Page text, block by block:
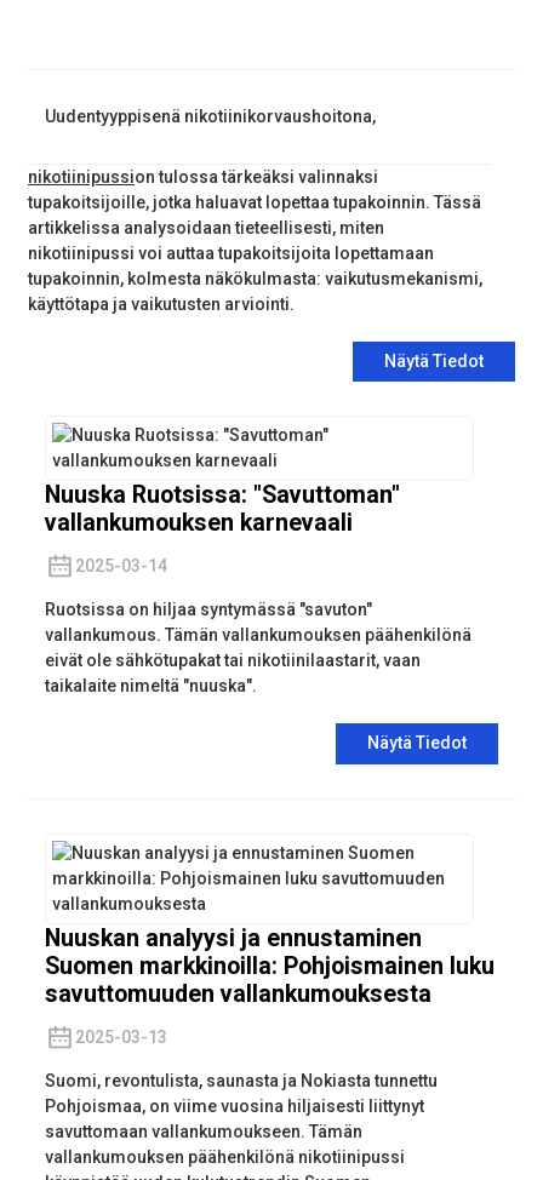
Uudentyyppisenä nikotiinikorvaushoitona,
nikotiinipussion tulossa tärkeäksi valinnaksi
tupakoitsijoille, jotka haluavat lopettaa tupakoinnin. Tässä
artikkelissa analysoidaan tieteellisesti, miten
nikotiinipussi voi auttaa tupakoitsijoita lopettamaan
tupakoinnin, kolmesta näkökulmasta: vaikutusmekanismi,
käyttötapa ja vaikutusten arviointi.
Näytä Tiedot
Nuuska Ruotsissa: "Savuttoman"
vallankumouksen karnevaali
2025-03-14
Ruotsissa on hiljaa syntymässä "savuton"
vallankumous. Tämän vallankumouksen päähenkilönä
eivät ole sähkötupakat tai nikotiinilaastarit, vaan
taikalaite nimeltä "nuuska".
Näytä Tiedot
Nuuskan analyysi ja ennustaminen
Suomen markkinoilla: Pohjoismainen luku
savuttomuuden vallankumouksesta
2025-03-13
Suomi, revontulista, saunasta ja Nokiasta tunnettu
Pohjoismaa, on viime vuosina hiljaisesti liittynyt
savuttomaan vallankumoukseen. Tämän
vallankumouksen päähenkilönä nikotiinipussi